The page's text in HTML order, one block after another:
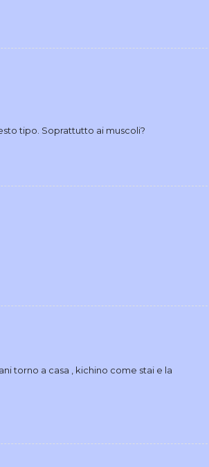
tipo. Soprattutto ai muscoli?
torno a casa , kichino come stai e la